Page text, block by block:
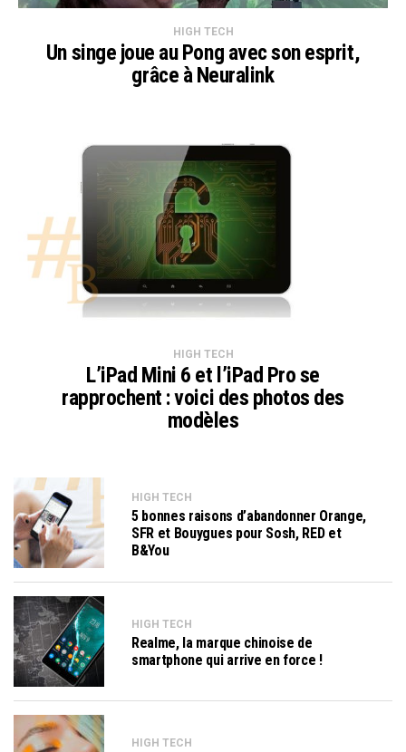
HIGH TECH
Un singe joue au Pong avec son esprit,
grâce à Neuralink
HIGH TECH
L’iPad Mini 6 et l’iPad Pro se
rapprochent : voici des photos des
modèles
HIGH TECH
5 bonnes raisons d’abandonner Orange,
SFR et Bouygues pour Sosh, RED et
B&You
HIGH TECH
Realme, la marque chinoise de
smartphone qui arrive en force !
HIGH TECH